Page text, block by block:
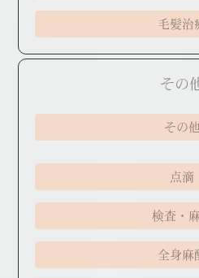
毛髪治
その
その他
点滴
検査・
全身麻